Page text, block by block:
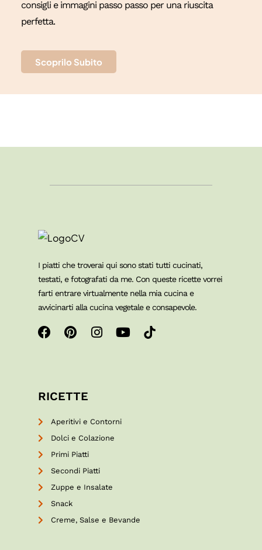
consigli e immagini passo passo per una riuscita
perfetta.
Scoprilo Subito
I piatti che troverai qui sono stati tutti cucinati,
testati, e fotografati da me. Con queste ricette vorrei
farti entrare virtualmente nella mia cucina e
avvicinarti alla cucina vegetale e consapevole.
RICETTE
Aperitivi e Contorni
Dolci e Colazione
Primi Piatti
Secondi Piatti
Zuppe e Insalate
Snack
Creme, Salse e Bevande